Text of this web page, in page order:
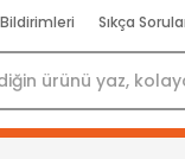
Sıkça